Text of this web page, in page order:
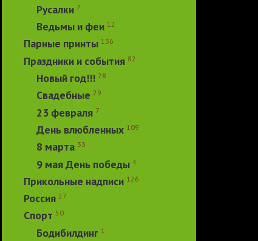
Русалки 7
Ведьмы и феи 12
Парные принты 136
Праздники и события 82
Новый год!!! 28
Свадебные 29
23 февраля 7
День влюбленных 109
8 марта 33
9 мая День победы 4
Прикольные надписи 126
Россия 27
Спорт 50
Бодибилдинг 1